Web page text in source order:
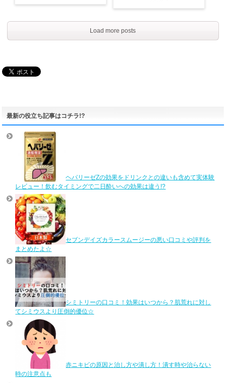
Load more posts
最新の役立ち記事はコチラ!?
ヘパリーゼZの効果をドリンクとの違いも含めて実体験
レビュー！飲むタイミングで二日酔いへの効果は違う!?
セブンデイズカラースムージーの悪い口コミや評判を
まとめたよ☆
シミトリーの口コミ！効果はいつから？肌荒れに対し
てシミウスより圧倒的優位☆
赤ニキビの原因と治し方や潰し方！潰す時や治らない
時の注意点も